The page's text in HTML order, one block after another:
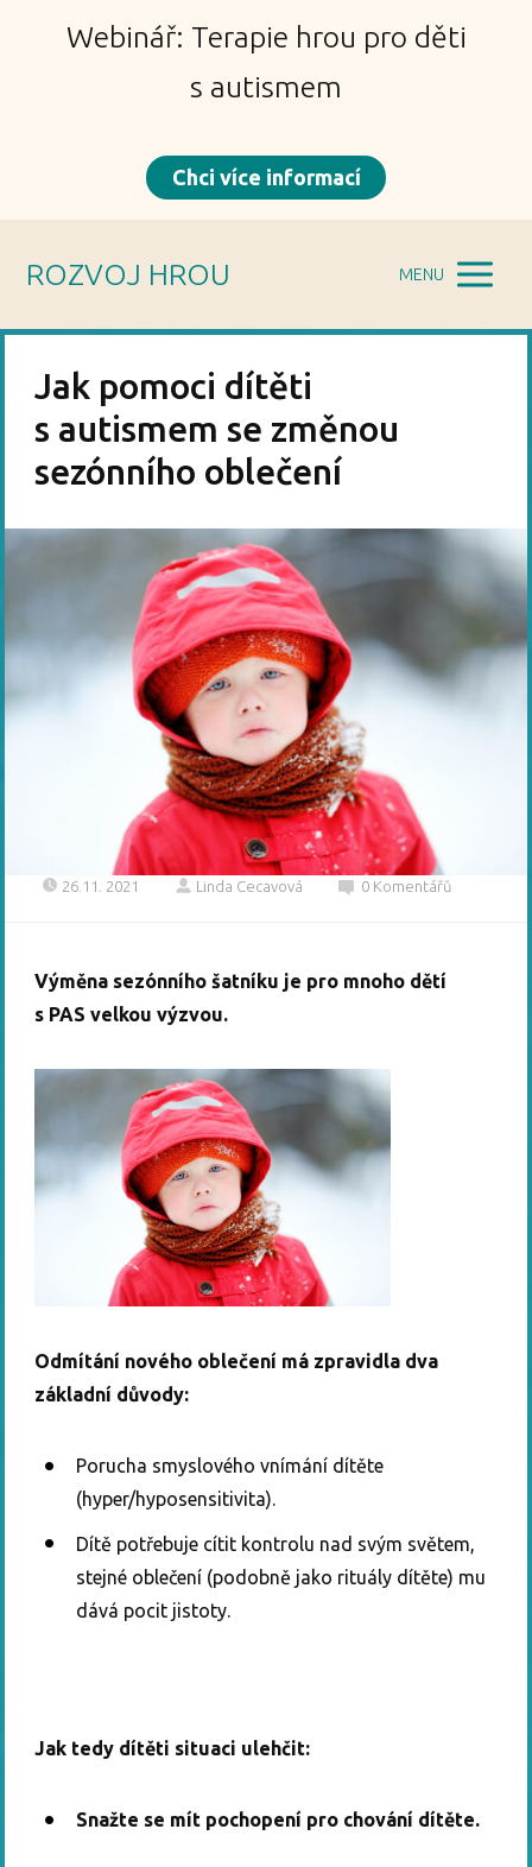
Webinář: Terapie hrou pro děti
s autismem
Chci více informací
ROZVOJ HROU MENU
Jak pomoci dítěti
s autismem se změnou
sezónního oblečení
26.11. 2021 Linda Cecavová 0 Komentářů
Výměna sezónního šatníku je pro mnoho dětí
s PAS velkou výzvou.
Odmítání nového oblečení má zpravidla dva
základní důvody:
Porucha smyslového vnímání dítěte
(hyper/hyposensitivita).
Dítě potřebuje cítit kontrolu nad svým světem,
stejné oblečení (podobně jako rituály dítěte) mu
dává pocit jistoty.
Jak tedy dítěti situaci ulehčit:
Snažte se mít pochopení pro chování dítěte.